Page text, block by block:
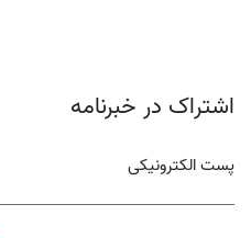
اشتراک در خبرنامه
پست الکترونیکی